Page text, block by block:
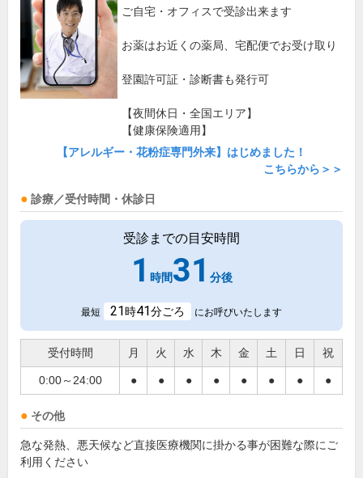
ご自宅・オフィスで受診出来ます
お薬はお近くの薬局、宅配便でお受け取り
登園許可証・診断書も発行可
【夜間休日・全国エリア】
【健康保険適用】
【アレルギー・花粉症専門外来】はじめました！
こちらから＞＞
診療／受付時間・休診日
受診までの目安時間
1 時間31 分後
最短 21時41分ごろ にお呼びいたします
受付時間 月 火 水 木 金 土 日 祝
0:00～24:00 ● ● ● ● ● ● ● ●
その他
急な発熱、悪天候など直接医療機関に掛かる事が困難な際にご
利用ください